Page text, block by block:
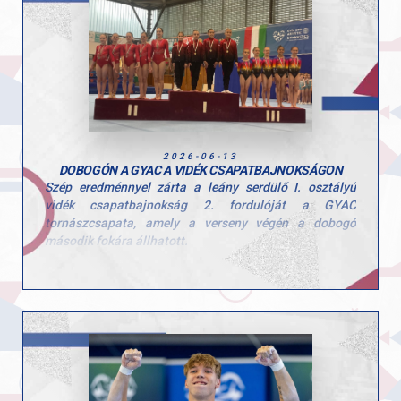
Herenkovics Rozália
Szívből gratulálunk a lányoknak a szép teljesítményhez
és a megérdemelt győzelemhez! Köszönjük edzőink
kitartó munkáját!
Felkészítő edzők: Szűcs Szonja és Kardos Botond.
2026-06-13
DOBOGÓN A GYAC A VIDÉK CSAPATBAJNOKSÁGON
Szép eredménnyel zárta a leány serdülő I. osztályú
vidék csapatbajnokság 2. fordulóját a GYAC
tornászcsapata, amely a verseny végén a dobogó
második fokára állhatott.
A csapat tagjai: Hegedűs Réka, Kovács Bianka, Kerczó
Felkészítő edzők: Szűcs Nicoleta Lucia és Fajkusz
Csaba.
Gratulálunk a lányoknak és az edzőknek a munkához és
az elért eredményhez, csak így tovább!